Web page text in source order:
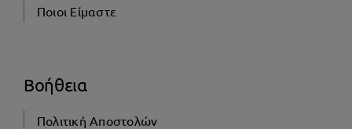
Ποιοι Είμαστε
Βοήθεια
Πολιτική Αποστολών